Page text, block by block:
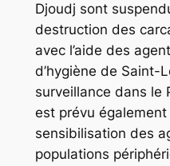
Djoudj sont
destruction des
avec l’aide des
d’hygiène de Saint-
surveillance dans le
est prévu
sensibilisation des
populations